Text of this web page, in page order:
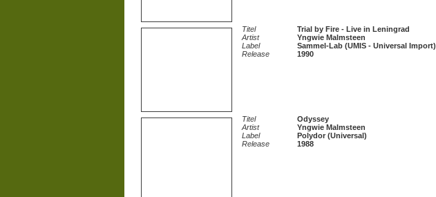
Titel
Trial by Fire - Live in Leningrad
Artist
Yngwie Malmsteen
Label
Sammel-Lab (UMIS - Universal Import)
Release
1990
Titel
Odyssey
Artist
Yngwie Malmsteen
Label
Polydor (Universal)
Release
1988